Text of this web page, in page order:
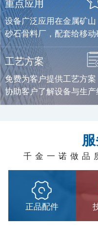
设备广泛应用在金属矿
砂石骨料厂，配套给移动
碎设备制造企业。
工艺方案
免费为客户提供工艺方
协助客户了解设备与生
信息。
千金一诺做
正品配件